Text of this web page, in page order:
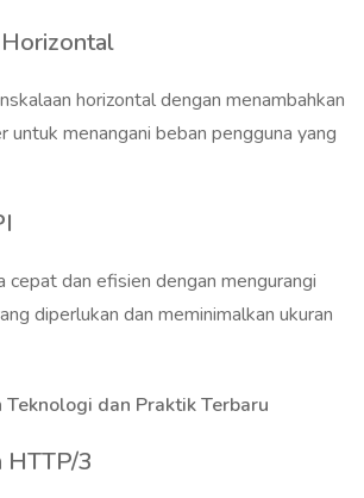
horizontal dengan menambahkan
untuk menangani beban pengguna yang
cepat dan efisien dengan mengurangi
diperlukan dan meminimalkan ukuran
dan Praktik Terbaru
HTTP/3